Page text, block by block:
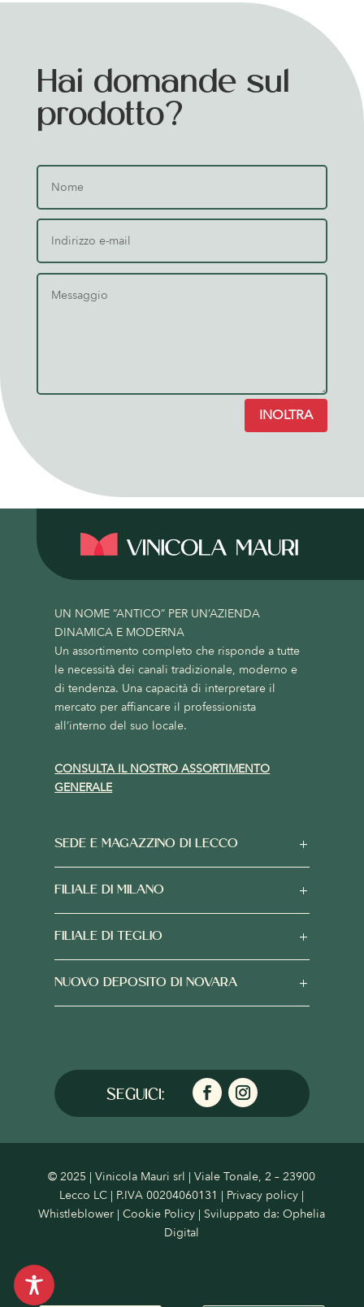
Hai domande sul
prodotto?
INOLTRA
UN NOME “ANTICO” PER UN’AZIENDA
DINAMICA E MODERNA
Un assortimento completo che risponde a tutte
le necessità dei canali tradizionale, moderno e
di tendenza. Una capacità di interpretare il
mercato per affiancare il professionista
all’interno del suo locale.
CONSULTA IL NOSTRO ASSORTIMENTO
GENERALE
SEDE E MAGAZZINO DI LECCO
FILIALE DI MILANO
FILIALE DI TEGLIO
NUOVO DEPOSITO DI NOVARA
© 2025 | Vinicola Mauri srl | Viale Tonale, 2 – 23900
Lecco LC | P.IVA 00204060131 | Privacy policy |
Whistleblower |Cookie Policy | Sviluppato da:Ophelia
Digital